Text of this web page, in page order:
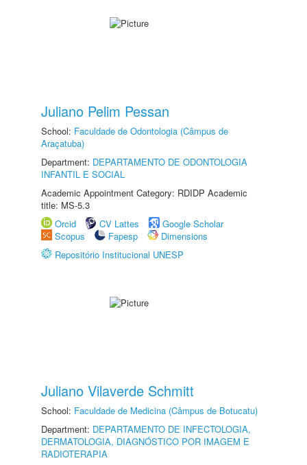
Juliano Pelim Pessan
School: Faculdade de Odontologia (Câmpus de
Araçatuba)
Department: DEPARTAMENTO DE ODONTOLOGIA
INFANTIL E SOCIAL
Academic Appointment Category: RDIDP Academic
title: MS-5.3
Orcid
CV Lattes
Google Scholar
Scopus
Fapesp
Dimensions
Repositório Institucional UNESP
Juliano Vilaverde Schmitt
School: Faculdade de Medicina (Câmpus de Botucatu)
Department: DEPARTAMENTO DE INFECTOLOGIA,
DERMATOLOGIA, DIAGNÓSTICO POR IMAGEM E
RADIOTERAPIA